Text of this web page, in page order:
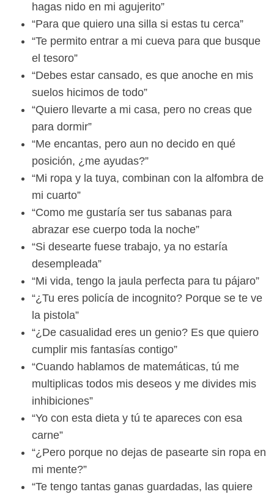
hagas nido en mi agujerito”
“Para que quiero una silla si estas tu cerca”
“Te permito entrar a mi cueva para que busque
el tesoro”
“Debes estar cansado, es que anoche en mis
suelos hicimos de todo”
“Quiero llevarte a mi casa, pero no creas que
para dormir”
“Me encantas, pero aun no decido en qué
posición, ¿me ayudas?”
“Mi ropa y la tuya, combinan con la alfombra de
mi cuarto”
“Como me gustaría ser tus sabanas para
abrazar ese cuerpo toda la noche”
“Si desearte fuese trabajo, ya no estaría
desempleada”
“Mi vida, tengo la jaula perfecta para tu pájaro”
“¿Tu eres policía de incognito? Porque se te ve
la pistola”
“¿De casualidad eres un genio? Es que quiero
cumplir mis fantasías contigo”
“Cuando hablamos de matemáticas, tú me
multiplicas todos mis deseos y me divides mis
inhibiciones”
“Yo con esta dieta y tú te apareces con esa
carne”
“¿Pero porque no dejas de pasearte sin ropa en
mi mente?”
“Te tengo tantas ganas guardadas, las quiere